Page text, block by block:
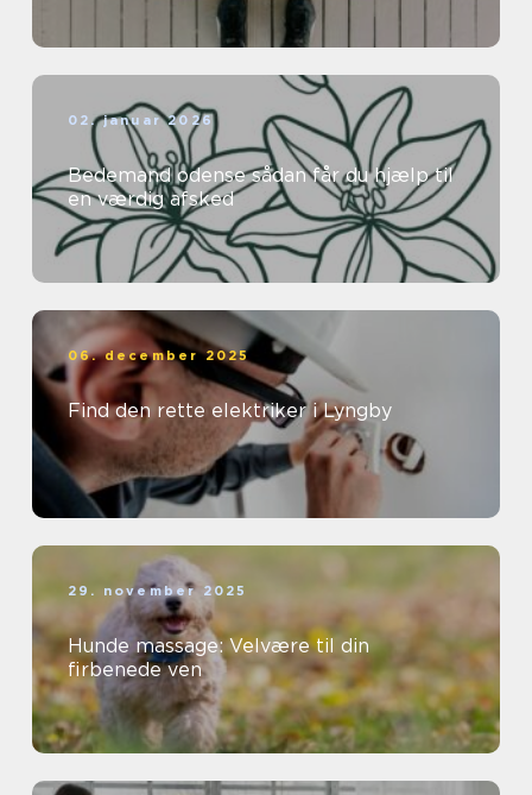
02. januar 2026
Bedemand odense sådan får du hjælp til
en værdig afsked
06. december 2025
Find den rette elektriker i Lyngby
29. november 2025
Hunde massage: Velvære til din
firbenede ven